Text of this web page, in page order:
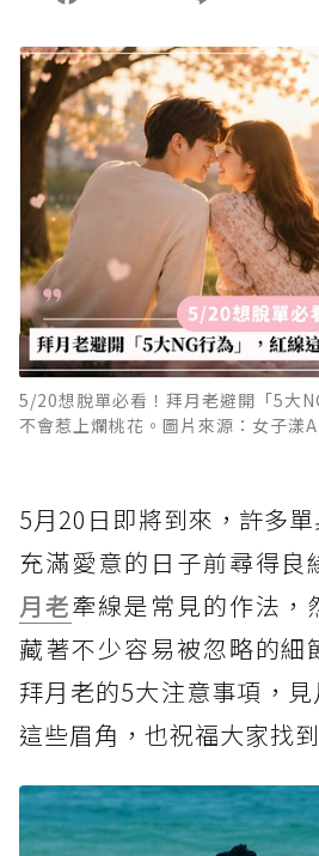
5/20想脫單必看！拜月老避開「5大
不會惹上爛桃花。圖片來源：女子漾
5月20日即將到來，許多
充滿愛意的日子前尋得良
月老牽線是常見的作法，
藏著不少容易被忽略的細
拜月老的5大注意事項，
這些眉角，也祝福大家找